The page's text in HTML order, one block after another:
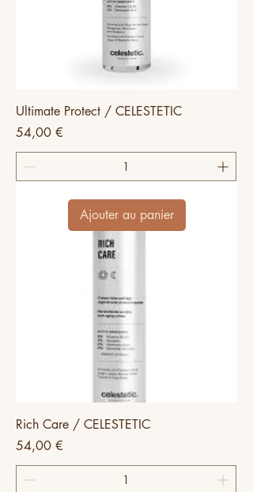
Ultimate Protect / CELESTETIC
Prix
54,00 €
Ajouter au panier
Rich Care / CELESTETIC
Prix
54,00 €